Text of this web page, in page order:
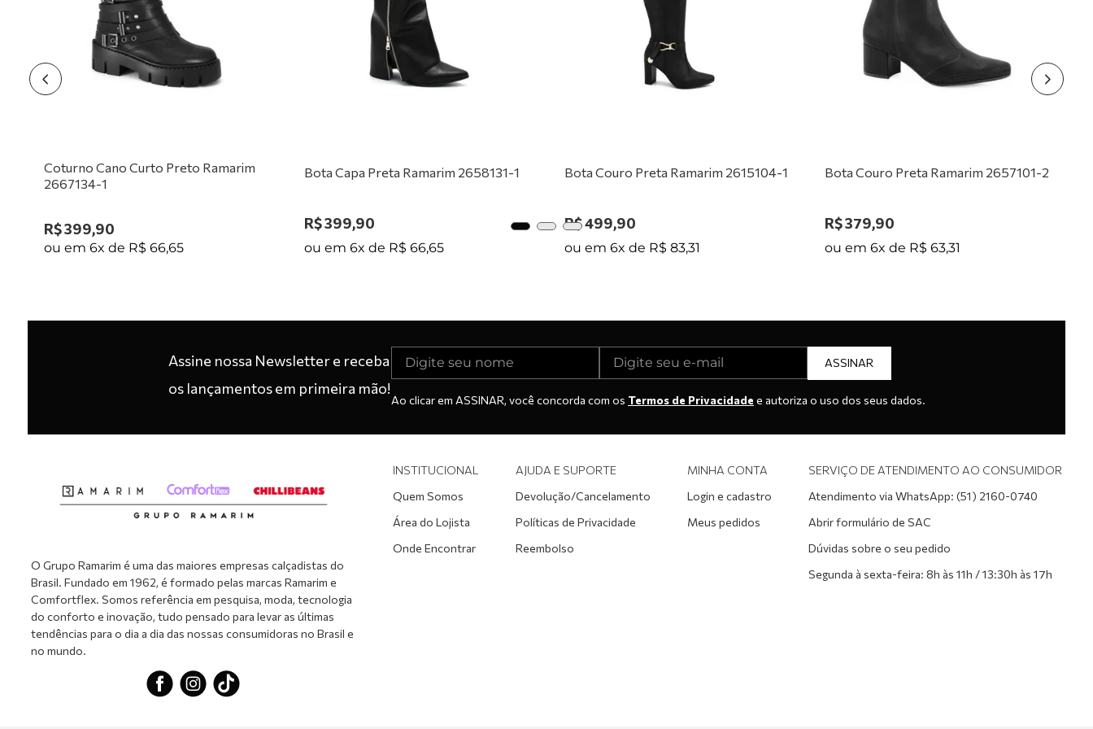
Coturno Cano Curto Preto Ramarim
2667134-1
R$399,90
ou em 6x de R$ 66,65
Bota Capa Preta Ramarim 2658131-1
R$399,90
ou em 6x de R$ 66,65
Bota Couro Preta Ramarim 2615104-1
R$499,90
ou em 6x de R$ 83,31
Bota Couro Preta Ramarim 2657101-2
R$379,90
ou em 6x de R$ 63,31
Assine nossa Newsletter e receba
os lançamentos em primeira mão!
ASSINAR
Ao clicar em ASSINAR, você concorda com os Termos de Privacidade e autoriza o uso dos seus dados.
O Grupo Ramarim é uma das maiores empresas calçadistas do
Brasil. Fundado em 1962, é formado pelas marcas Ramarim e
Comfortflex. Somos referência em pesquisa, moda, tecnologia
do conforto e inovação, tudo pensado para levar as últimas
tendências para o dia a dia das nossas consumidoras no Brasil e
no mundo.
INSTITUCIONAL
Quem Somos
Área do Lojista
Onde Encontrar
AJUDA E SUPORTE
Devolução/Cancelamento
Políticas de Privacidade
Reembolso
MINHA CONTA
Login e cadastro
Meus pedidos
SERVIÇO DE ATENDIMENTO AO CONSUMIDOR
Atendimento via WhatsApp: (51) 2160-0740
Abrir formulário de SAC
Dúvidas sobre o seu pedido
Segunda à sexta-feira: 8h às 11h / 13:30h às 17h
tênis preto